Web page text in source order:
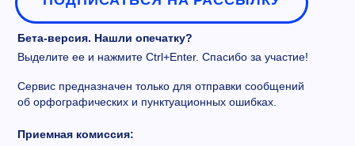
Бета-версия. Нашли опечатку?
Выделите ее и нажмите Ctrl+Enter. Спасибо за участие!
Сервис предназначен только для отправки сообщений
об орфографических и пунктуационных ошибках.
Приемная комиссия: